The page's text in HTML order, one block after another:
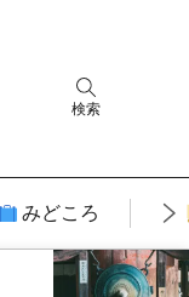
検索
みどころ